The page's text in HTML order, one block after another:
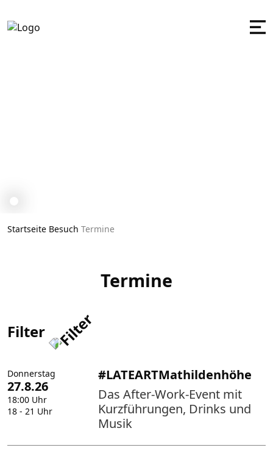
Termine
Startseite Besuch Termine
Termine
Filter
Donnerstag
27.8.26
18:00 Uhr
18 - 21 Uhr
#LATEARTMathildenhöhe
Das After-Work-Event mit
Kurzführungen, Drinks und
Musik